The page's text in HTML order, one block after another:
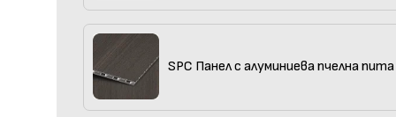
SPC Панел с алуминиева пчелна пита